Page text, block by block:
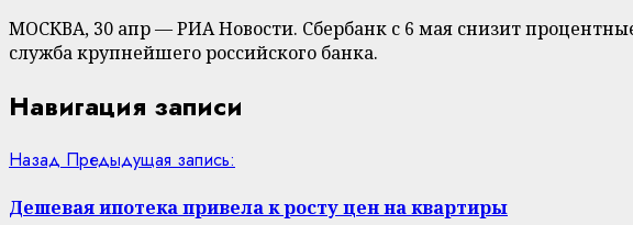
МОСКВА, 30 апр — РИА Новости. Сбербанк с 6 мая снизит
служба крупнейшего российского банка.
Навигация записи
Назад Предыдущая запись:
Дешевая ипотека привела к росту цен на квартиры